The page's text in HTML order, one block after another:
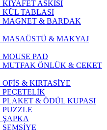
KIYAFET ASKISI
KÜL TABLASI
MAGNET & BARDAK
MASAÜSTÜ & MAKYAJ
PAD
MUTFAK ÖNLÜK & CEKET
OFİS & KIRTASİYE
PEÇETELİK
PLAKET & ÖDÜL KUPASI
PUZZLE
ŞAPKA
ŞEMSİYE